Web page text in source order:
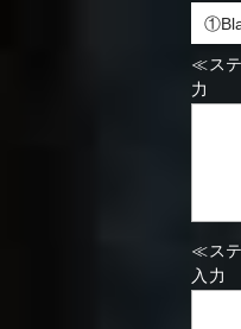
≪ス
力
≪ス
入力